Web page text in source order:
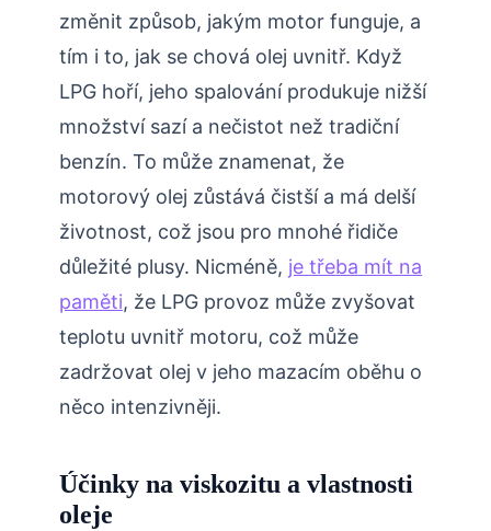
změnit způsob, jakým motor funguje, a
tím i to, jak se chová olej uvnitř. Když
LPG hoří, jeho spalování produkuje nižší
množství sazí a nečistot než tradiční
benzín. To může znamenat, že
motorový olej zůstává čistší a má delší
životnost, což jsou pro mnohé řidiče
důležité plusy. Nicméně, je třeba mít na
paměti, že LPG provoz může zvyšovat
teplotu uvnitř motoru, což může
zadržovat olej v jeho mazacím oběhu o
něco intenzivněji.
Účinky na viskozitu a vlastnosti
oleje